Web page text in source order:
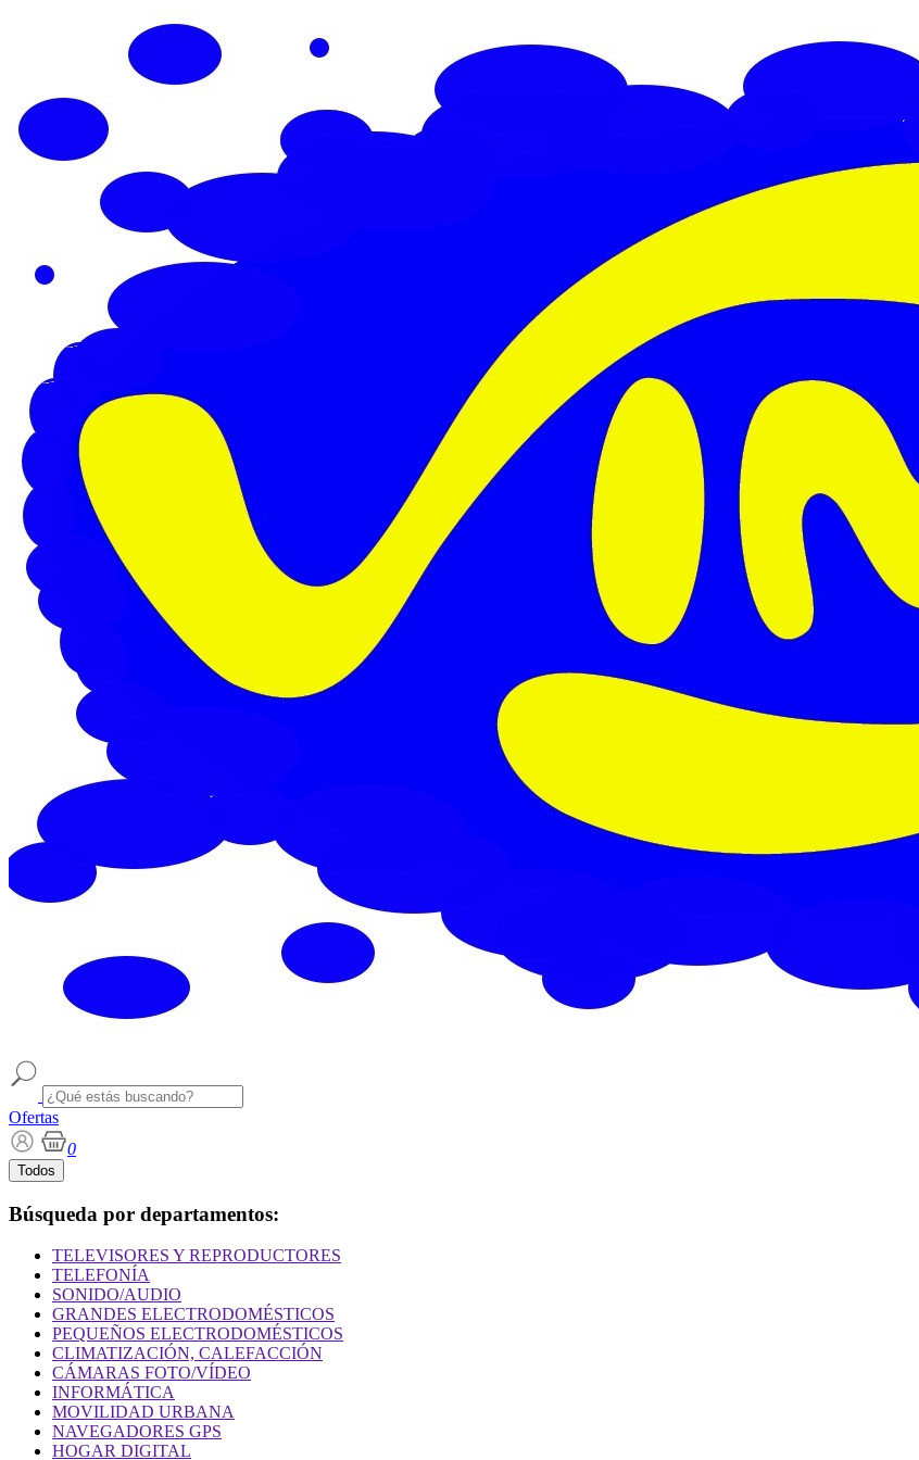
Ofertas
0
Todos
Búsqueda por departamentos:
TELEVISORES Y REPRODUCTORES
TELEFONÍA
SONIDO/AUDIO
GRANDES ELECTRODOMÉSTICOS
PEQUEÑOS ELECTRODOMÉSTICOS
CLIMATIZACIÓN, CALEFACCIÓN
CÁMARAS FOTO/VÍDEO
INFORMÁTICA
MOVILIDAD URBANA
NAVEGADORES GPS
HOGAR DIGITAL